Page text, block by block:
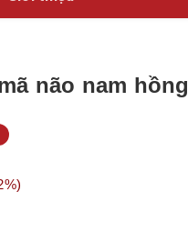
não nam hồng